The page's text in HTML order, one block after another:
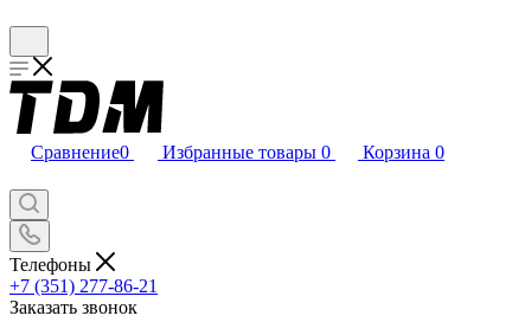
Сравнение0 Избранные товары 0 Корзина 0
Телефоны
+7 (351) 277-86-21
Заказать звонок